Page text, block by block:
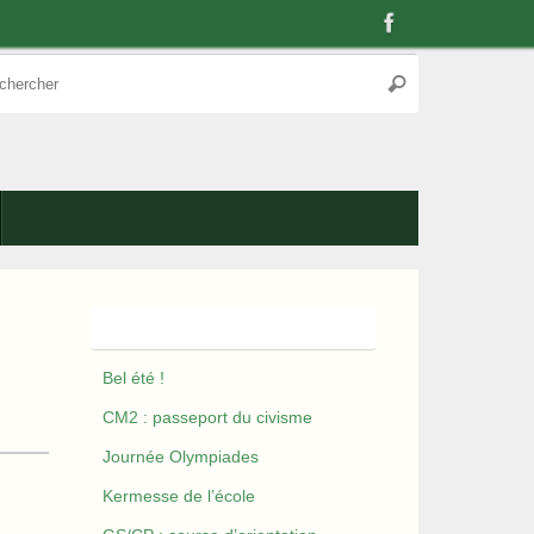
Rechercher
Bel été !
CM2 : passeport du civisme
Journée Olympiades
Kermesse de l’école